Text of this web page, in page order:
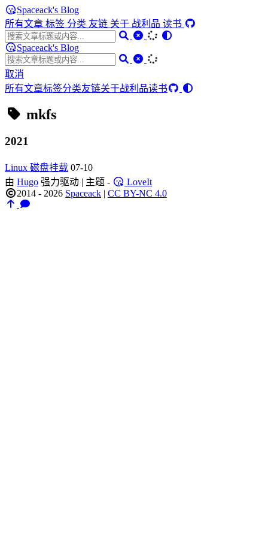
Spaceack's Blog
所有文章 标签 分类 友链 关于 战利品 读书
Spaceack's Blog
取消
所有文章标签分类友链关于战利品读书
mkfs
2021
Linux 磁盘挂载 07-10
由 Hugo 强力驱动 | 主题 -
LoveIt
2014 - 2026 Spaceack | CC BY-NC 4.0